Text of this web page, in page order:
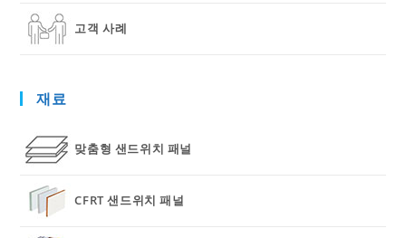
고객 사례
재료
맞춤형 샌드위치 패널
CFRT 샌드위치 패널